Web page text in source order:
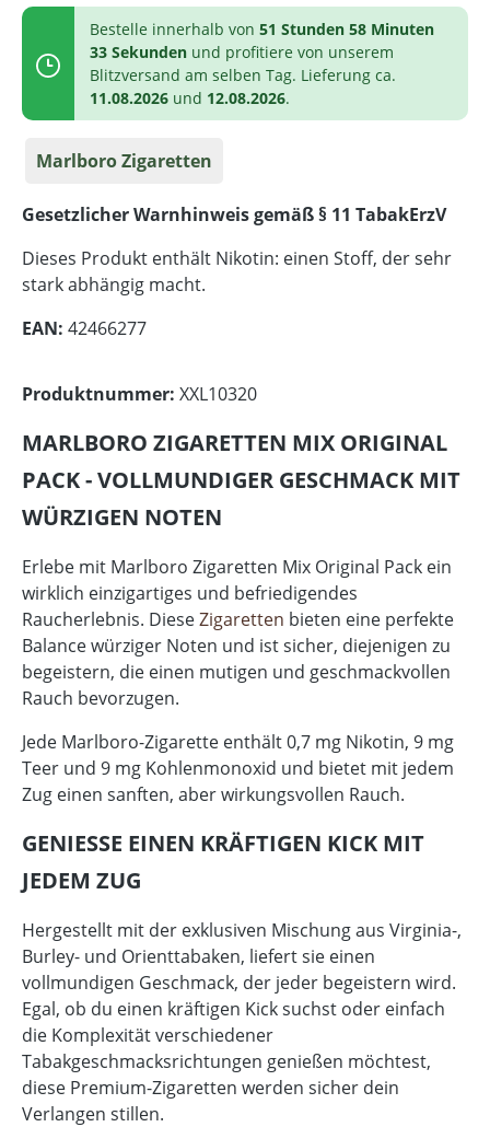
Bestelle innerhalb von 51 Stunden 58 Minuten
33 Sekunden und profitiere von unserem
Blitzversand am selben Tag. Lieferung ca.
11.08.2026 und 12.08.2026.
Marlboro Zigaretten
Gesetzlicher Warnhinweis gemäß § 11 TabakErzV
Dieses Produkt enthält Nikotin: einen Stoff, der sehr
stark abhängig macht.
EAN: 42466277
Produktnummer: XXL10320
MARLBORO ZIGARETTEN MIX ORIGINAL
PACK - VOLLMUNDIGER GESCHMACK MIT
WÜRZIGEN NOTEN
Erlebe mit Marlboro Zigaretten Mix Original Pack ein
wirklich einzigartiges und befriedigendes
Raucherlebnis. DieseZigaretten bieten eine perfekte
Balance würziger Noten und ist sicher, diejenigen zu
begeistern, die einen mutigen und geschmackvollen
Rauch bevorzugen.
Jede Marlboro-Zigarette enthält 0,7 mg Nikotin, 9 mg
Teer und 9 mg Kohlenmonoxid und bietet mit jedem
Zug einen sanften, aber wirkungsvollen Rauch.
GENIESSE EINEN KRÄFTIGEN KICK MIT J
EDEM ZUG
Hergestellt mit der exklusiven Mischung aus Virginia-,
Burley- und Orienttabaken, liefert sie einen
vollmundigen Geschmack, der jeder begeistern wird.
Egal, ob du einen kräftigen Kick suchst oder einfach
die Komplexität verschiedener
Tabakgeschmacksrichtungen genießen möchtest,
diese Premium-Zigaretten werden sicher dein
Verlangen stillen.